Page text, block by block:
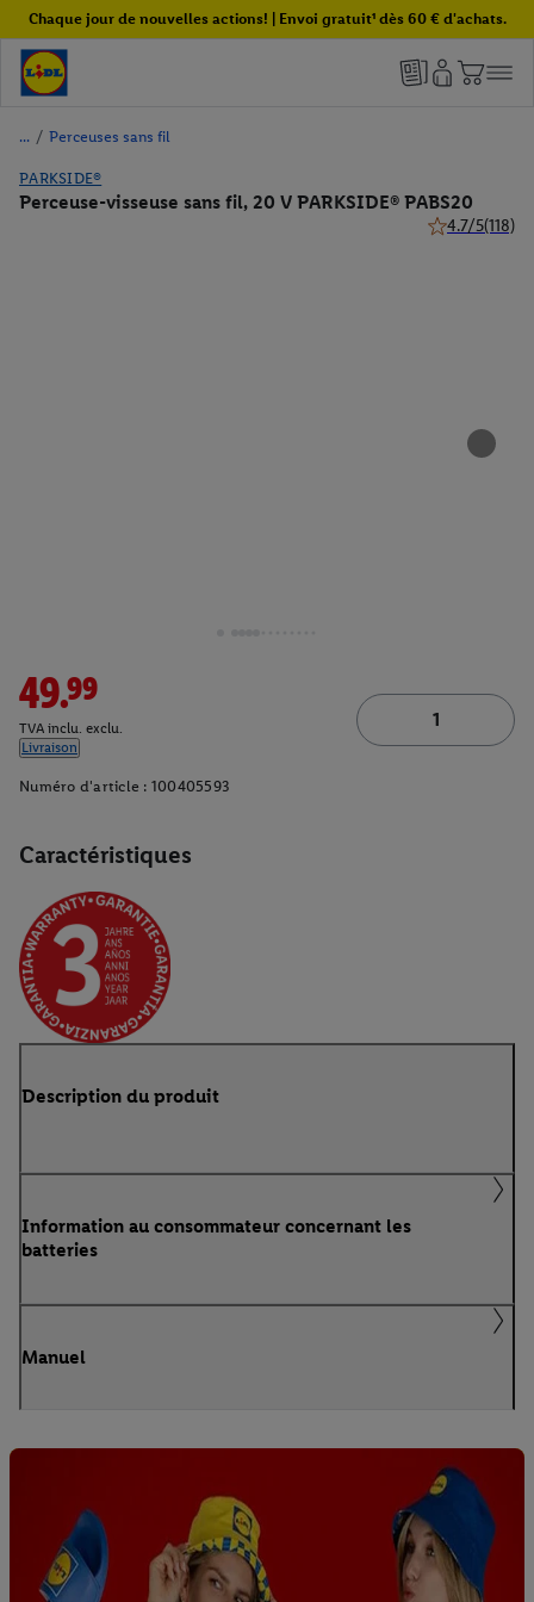
Chaque jour de nouvelles actions! | Envoi gratuit¹ dès 60 € d'achats.
/ Perceuses sans fil
PARKSIDE®
Perceuse-visseuse sans fil, 20 V PARKSIDE® PABS20
4.7/5(118)
Caractéristiques
49.99
TVA inclu. exclu.
Livraison
Numéro d'article : 100405593
Description du produit
Information au consommateur concernant les
batteries
Manuel